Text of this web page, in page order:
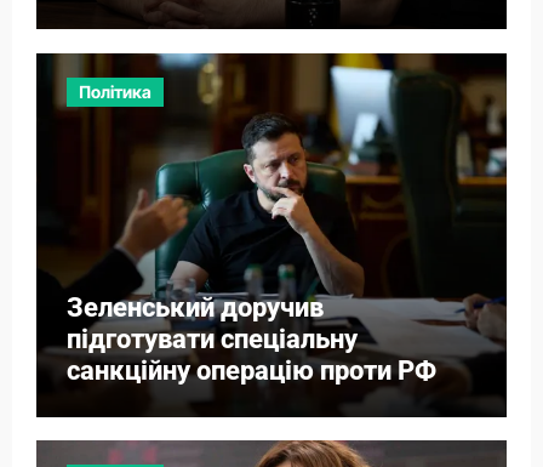
Політика
Зеленський доручив
підготувати спеціальну
санкційну операцію проти РФ